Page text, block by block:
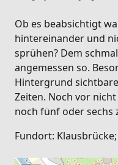
Ob es beabsichtigt
hintereinander und
sprühen? Dem
angemessen so.
Hintergrund
Zeiten. Noch vor
noch fünf oder sechs
Fundort: Klausbrücke;